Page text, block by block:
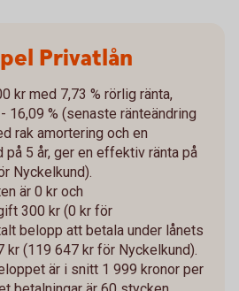
Privatlån
kr med 7,73 % rörlig ränta,
16,09 % (senaste ränteändring
rak amortering och en
5 år, ger en effektiv ränta på
Nyckelkund).
är 0 kr och
300 kr (0 kr för
belopp att betala under lånets
kr (119 647 kr för Nyckelkund).
är i snitt 1 999 kronor per